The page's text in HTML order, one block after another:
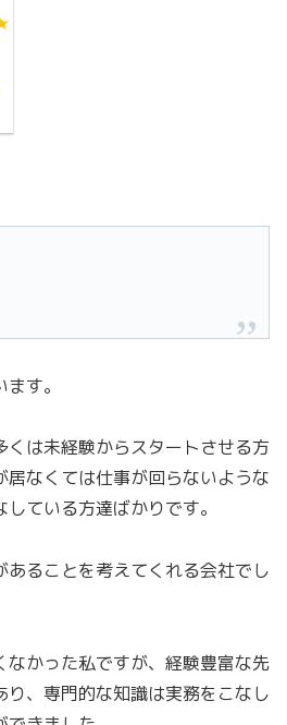
す。
くは未経験からスタートさせる方
居なくては仕事が回らないような
ている方達ばかりです。
あることを考えてくれる会社でし
なかった私ですが、経験豊富な先
り、専門的な知識は実務をこなし